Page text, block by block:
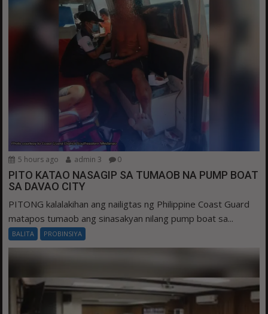
5 hours ago admin 3 0
PITO KATAO NASAGIP SA TUMAOB NA PUMP BOAT
SA DAVAO CITY
PITONG kalalakihan ang nailigtas ng Philippine Coast Guard
matapos tumaob ang sinasakyan nilang pump boat sa...
BALITA PROBINSIYA